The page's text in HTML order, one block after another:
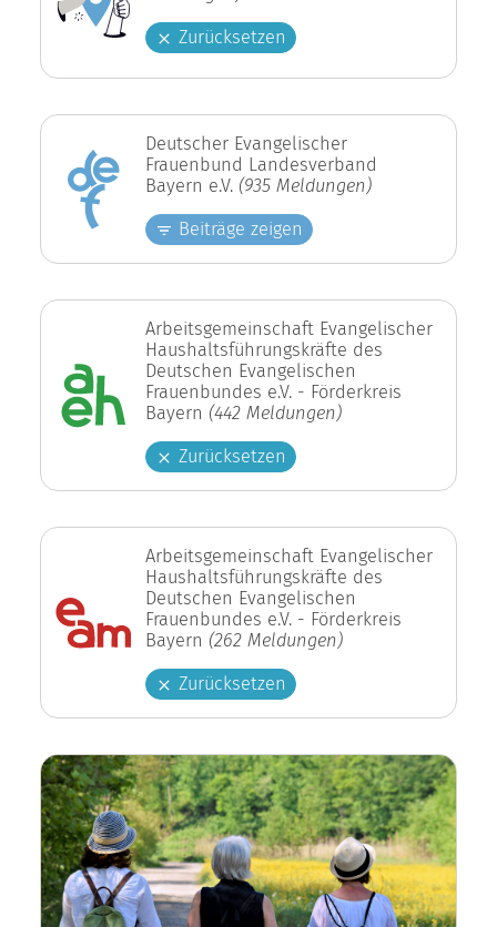
Zurücksetzen
Deutscher Evangelischer
Frauenbund Landesverband
Bayern e.V. (935 Meldungen)
Beiträge zeigen
Arbeitsgemeinschaft Evangelischer
Haushaltsführungskräfte des
Deutschen Evangelischen
Frauenbundes e.V. - Förderkreis
Bayern (442 Meldungen)
Zurücksetzen
Arbeitsgemeinschaft Evangelischer
Haushaltsführungskräfte des
Deutschen Evangelischen
Frauenbundes e.V. - Förderkreis
Bayern (262 Meldungen)
Zurücksetzen